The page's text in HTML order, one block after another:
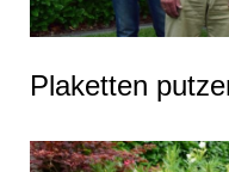
Plaketten